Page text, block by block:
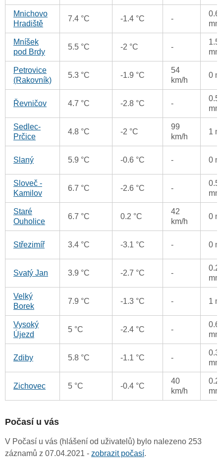
Mnichovo
Hradiště
7.4 °C -1.4 °C -
0.6
mm
Mníšek
pod Brdy
5.5 °C -2 °C -
1.5
mm
Petrovice
(Rakovník)
5.3 °C -1.9 °C
54
km/h
0
Řevničov 4.7 °C -2.8 °C -
0.5
mm
Sedlec-
Prčice
4.8 °C -2 °C
99
km/h
1
Slaný 5.9 °C -0.6 °C - 0
Sloveč -
Kamilov
6.7 °C -2.6 °C -
0.5
mm
Staré
Ouholice
6.7 °C 0.2 °C
42
km/h
0
Střezimíř 3.4 °C -3.1 °C - 0
Svatý Jan 3.9 °C -2.7 °C -
0.2
mm
Velký
Borek
7.9 °C -1.3 °C - 1
Vysoký
Újezd
5 °C -2.4 °C -
0.6
mm
Zdiby 5.8 °C -1.1 °C -
0.3
mm
Zichovec 5 °C -0.4 °C
40
km/h
0.2
mm
Počasí u vás
V Počasí u vás (hlášení od uživatelů) bylo nalezeno 253
záznamů z 07.04.2021 - zobrazit počasí.